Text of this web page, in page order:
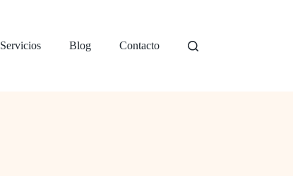
Servicios Blog Contacto